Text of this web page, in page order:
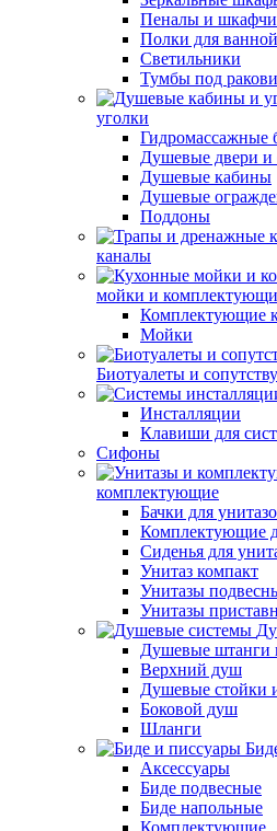
Пеналы и
Полки для
Светильники
Тумбы под
уголки
Гидромассажные
Душевые двери и
Душевые кабины
Душевые
Поддоны
каналы
мойки и
Комплектующие
Мойки
Биотуалеты и
Инсталляции
Клавиши для
Сифоны
комплектующие
Бачки для
Комплектующие
Сиденья для
Унитаз компакт
Унитазы
Унитазы
Душевые штанги
Верхний душ
Душевые стойки
Боковой душ
Шланги
Аксессуары
Биде подвесные
Биде напольные
Комплектующие